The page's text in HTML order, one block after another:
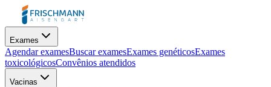
Exames
Agendar examesBuscar examesExames genéticosExames
toxicológicosConvênios atendidos
Vacinas